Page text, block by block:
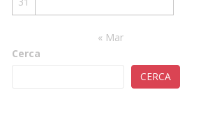
« Mar
Cerca
CERCA